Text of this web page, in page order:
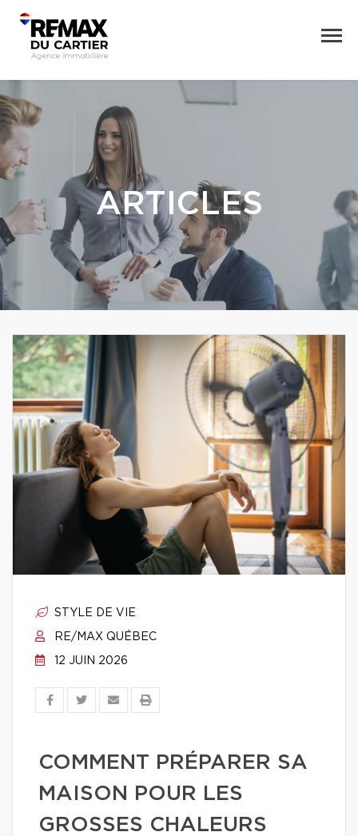
ARTICLES
STYLE DE VIE
RE/MAX QUÉBEC
12 JUIN 2026
COMMENT PRÉPARER SA
MAISON POUR LES
GROSSES CHALEURS